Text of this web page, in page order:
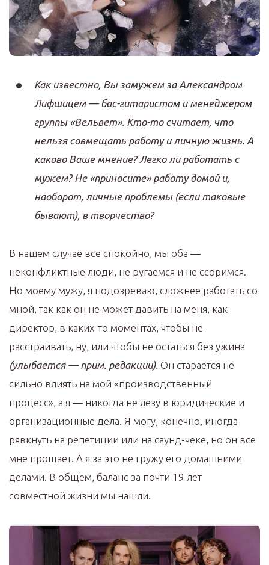
Как известно, Вы замужем за Александром
Лифшицем — бас-гитаристом и менеджером
группы «Вельвет». Кто-то считает, что
нельзя совмещать работу и личную жизнь. А
каково Ваше мнение? Легко ли работать с
мужем? Не «приносите» работу домой и,
наоборот, личные проблемы (если таковые
бывают), в творчество?
В нашем случае все спокойно, мы оба —
неконфликтные люди, не ругаемся и не ссоримся.
Но моему мужу, я подозреваю, сложнее работать со
мной, так как он не может давить на меня, как
директор, в каких-то моментах, чтобы не
расстраивать, ну, или чтобы не остаться без ужина
(улыбается — прим. редакции). Он старается не
сильно влиять на мой «производственный
процесс», а я — никогда не лезу в юридические и
организационные дела. Я могу, конечно, иногда
рявкнуть на репетиции или на саунд-чеке, но он все
мне прощает. А я за это не гружу его домашними
делами. В общем, баланс за почти 19 лет
совместной жизни мы нашли.